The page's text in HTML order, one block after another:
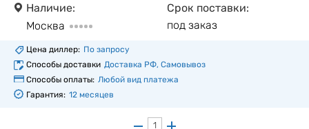
Наличие:
Москва
Срок поставки:
под заказ
Цена диллер: По запросу
Способы доставки Доставка РФ, Самовывоз
Способы оплаты: Любой вид платежа
Гарантия: 12 месяцев